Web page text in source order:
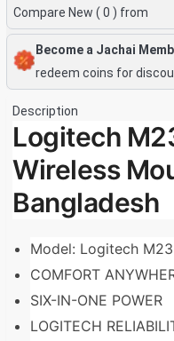
Compare New ( 0 ) from
Become a Jachai
redeem coins for
Description
Logitech
Wireless
Bangladesh
Model: Logitech
COMFORT
SIX-IN-ONE POWER
LOGITECH